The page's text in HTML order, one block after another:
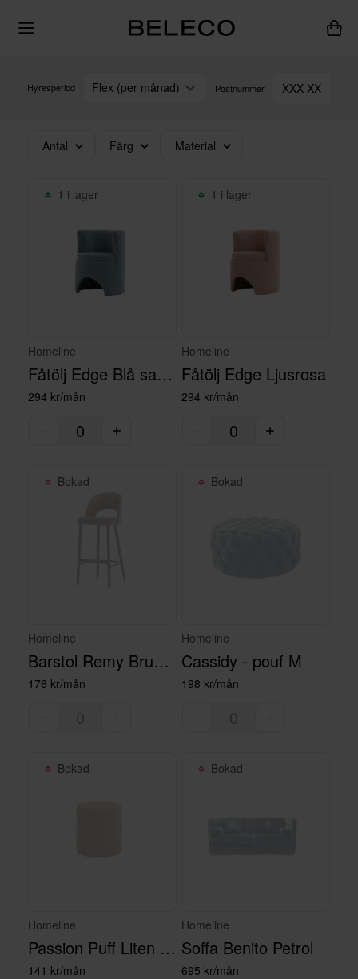
Hyresperiod Flex (per månad) Postnummer XXX XX
Antal Färg Material
1 i lager
Homeline
Fåtölj Edge Blå sammet
294 kr/mån
1 i lager
Homeline
Fåtölj Edge Ljusrosa
294 kr/mån
Bokad
Homeline
Barstol Remy Brunt skinn
176 kr/mån
Bokad
Homeline
Cassidy - pouf M
198 kr/mån
Bokad
Homeline
Passion Puff Liten Skinn
141 kr/mån
Bokad
Homeline
Soffa Benito Petrol
695 kr/mån